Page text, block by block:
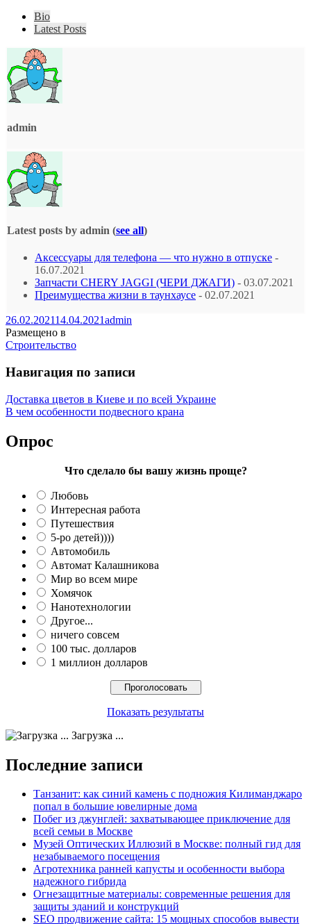
Bio
Latest Posts
admin
Latest posts by admin (see all)
Аксессуары для телефона — что нужно в отпуске -
16.07.2021
Запчасти CHERY JAGGI (ЧЕРИ ДЖАГИ) - 03.07.2021
Преимущества жизни в таунхаусе - 02.07.2021
26.02.202114.04.2021admin
Размещено в
Строительство
Навигация по записи
Доставка цветов в Киеве и по всей Украине
В чем особенности подвесного крана
Опрос
Что сделало бы вашу жизнь проще?
Любовь
Интересная работа
Путешествия
5-ро детей))))
Автомобиль
Автомат Калашникова
Мир во всем мире
Хомячок
Нанотехнологии
Другое...
ничего совсем
100 тыс. долларов
1 миллион долларов
Показать результаты
Загрузка ...
Последние записи
Танзанит: как синий камень с подножия Килиманджаро
попал в большие ювелирные дома
Побег из джунглей: захватывающее приключение для
всей семьи в Москве
Музей Оптических Иллюзий в Москве: полный гид для
незабываемого посещения
Агротехника ранней капусты и особенности выбора
надежного гибрида
Огнезащитные материалы: современные решения для
защиты зданий и конструкций
SEO продвижение сайта: 15 мощных способов вывести